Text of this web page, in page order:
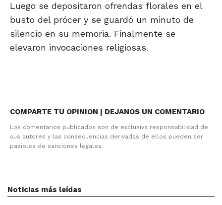
Luego se depositaron ofrendas florales en el
busto del prócer y se guardó un minuto de
silencio en su memoria. Finalmente se
elevaron invocaciones religiosas.
COMPARTE TU OPINION | DEJANOS UN COMENTARIO
Los comentarios publicados son de exclusiva responsabilidad de
sus autores y las consecuencias derivadas de ellos pueden ser
pasibles de sanciones legales.
Noticias más leídas